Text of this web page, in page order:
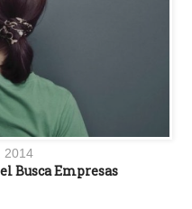
2014
Busca Empresas